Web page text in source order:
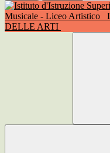
Musicale - Liceo Artistico
DELLE ARTI